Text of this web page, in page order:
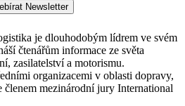
Newsletter
je dlouhodobým lídrem ve svém
čtenářům informace ze světa
zasilatelství a motorismu.
organizacemi v oblasti dopravy,
mezinárodní jury International